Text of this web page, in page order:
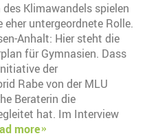
Klimawandels spielen
untergeordnete Rolle.
Anhalt: Hier steht die
für Gymnasien. Dass
der
Rabe von der MLU
Beraterin die
hat. Im Interview
more